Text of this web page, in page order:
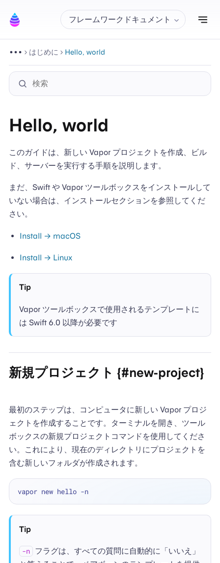
フレームワークドキュメント ナ
はじめに Hello, world
Hello, world
このガイドは、新しい Vapor プロジェクトを作成、ビル
ド、サーバーを実行する手順を説明します。
まだ、Swift や Vapor ツールボックスをインストールして
いない場合は、インストールセクションを参照してくだ
さい。
Install → macOS
Install → Linux
Tip
Vapor ツールボックスで使用されるテンプレートに
は Swift 6.0 以降が必要です
新規プロジェクト {#new-project}
最初のステップは、コンピュータに新しい Vapor プロジ
ェクトを作成することです。ターミナルを開き、ツール
ボックスの新規プロジェクトコマンドを使用してくださ
い。これにより、現在のディレクトリにプロジェクトを
含む新しいフォルダが作成されます。
Tip
-n
フラグは、すべての質問に自動的に「いいえ」